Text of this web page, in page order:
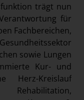
trägt nun
für
Fachbereichen,
sowie Lungen
Kur- und
Herz-Kreislauf
Rehabilitation,